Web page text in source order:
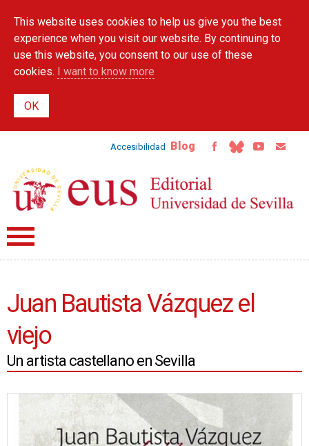
main
content
This website uses cookies to help us give you the best
experience when you visit our website. By continuing to
use this website, you consent to our use of these
cookies. I want to know more
Accesibilidad Blog
Juan Bautista Vázquez el
viejo
Un artista castellano en Sevilla